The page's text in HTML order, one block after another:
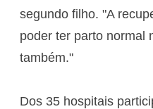
segundo filho. "A
poder ter parto normal
também."
Dos 35 hospitais